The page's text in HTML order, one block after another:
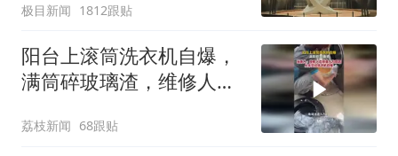
极目新闻 1812跟贴
阳台上滚筒洗衣机自爆，
满筒碎玻璃渣，维修人员
洗衣机自爆
荔枝新闻 68跟贴